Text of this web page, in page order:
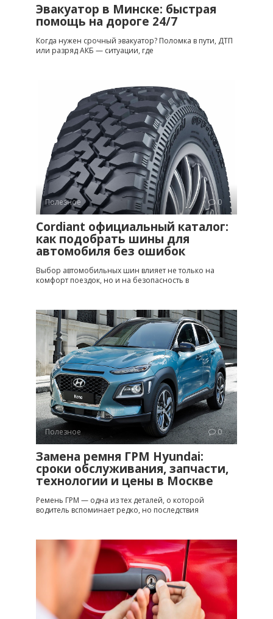
Эвакуатор в Минске: быстрая
помощь на дороге 24/7
Когда нужен срочный эвакуатор? Поломка в пути, ДТП
или разряд АКБ — ситуации, где
Полезное 0
Cordiant официальный каталог:
как подобрать шины для
автомобиля без ошибок
Выбор автомобильных шин влияет не только на
комфорт поездок, но и на безопасность в
Полезное 0
Замена ремня ГРМ Hyundai:
сроки обслуживания, запчасти,
технологии и цены в Москве
Ремень ГРМ — одна из тех деталей, о которой
водитель вспоминает редко, но последствия